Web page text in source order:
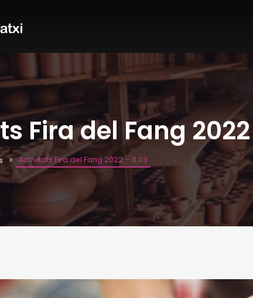
Fira del Fang 2022
Activitats Fira del Fang 2022 – 11.03